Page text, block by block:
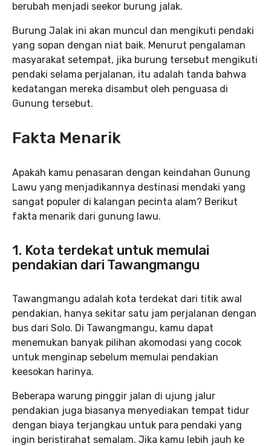
berubah menjadi seekor burung jalak.
Burung Jalak ini akan muncul dan mengikuti pendaki
yang sopan dengan niat baik. Menurut pengalaman
masyarakat setempat, jika burung tersebut mengikuti
pendaki selama perjalanan, itu adalah tanda bahwa
kedatangan mereka disambut oleh penguasa di
Gunung tersebut.
Fakta Menarik
Apakah kamu penasaran dengan keindahan Gunung
Lawu yang menjadikannya destinasi mendaki yang
sangat populer di kalangan pecinta alam? Berikut
fakta menarik dari gunung lawu.
1. Kota terdekat untuk memulai
pendakian dari Tawangmangu
Tawangmangu adalah kota terdekat dari titik awal
pendakian, hanya sekitar satu jam perjalanan dengan
bus dari Solo. Di Tawangmangu, kamu dapat
menemukan banyak pilihan akomodasi yang cocok
untuk menginap sebelum memulai pendakian
keesokan harinya.
Beberapa warung pinggir jalan di ujung jalur
pendakian juga biasanya menyediakan tempat tidur
dengan biaya terjangkau untuk para pendaki yang
ingin beristirahat semalam. Jika kamu lebih jauh ke